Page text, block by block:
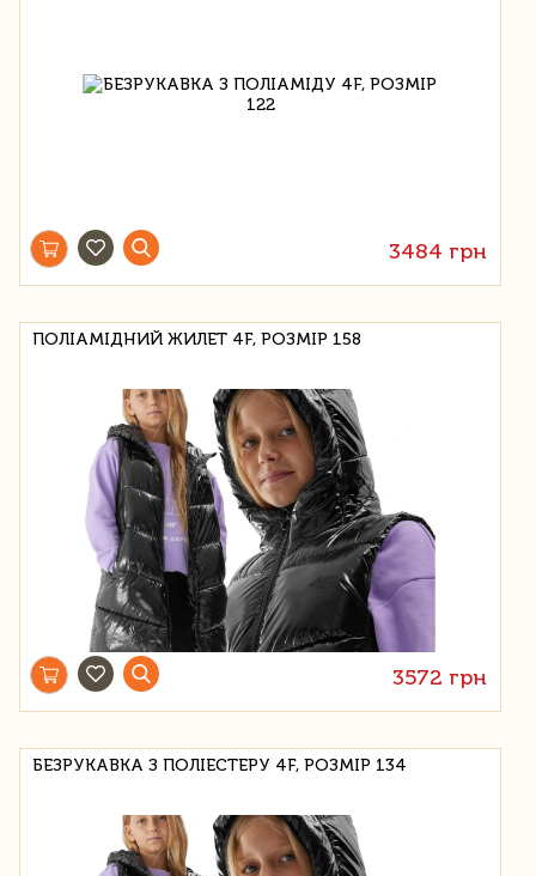
3484 грн
ПОЛІАМІДНИЙ ЖИЛЕТ 4F, РОЗМІР 158
3572 грн
БЕЗРУКАВКА З ПОЛІЕСТЕРУ 4F, РОЗМІР 134